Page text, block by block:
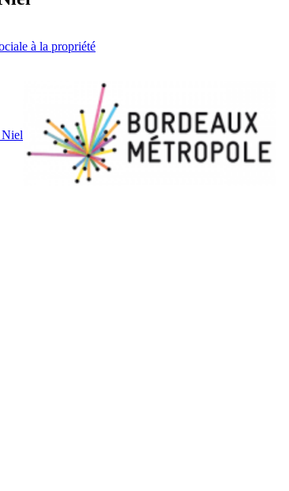
à la propriété
Niel